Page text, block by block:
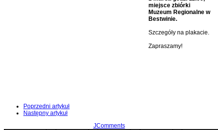
miejsce zbiórki
Muzeum Regionalne w
Bestwinie.
Szczegóły na plakacie.
Zapraszamy!
Poprzedni artykuł
Następny artykuł
JComments